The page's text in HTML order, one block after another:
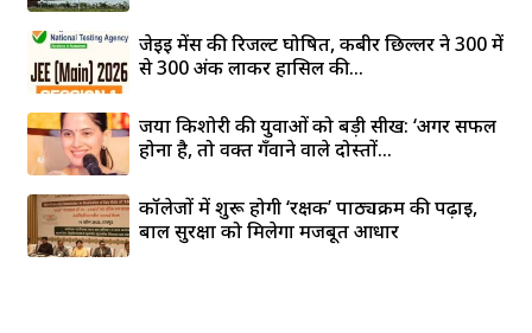
जेईई मेंस की रिजल्ट घोषित, कबीर छिल्लर ने 300 में
से 300 अंक लाकर हासिल की...
जया किशोरी की युवाओं को बड़ी सीख: ‘अगर सफल
होना है, तो वक्त गँवाने वाले दोस्तों...
कॉलेजों में शुरू होगी ‘रक्षक’ पाठ्यक्रम की पढ़ाई,
बाल सुरक्षा को मिलेगा मजबूत आधार